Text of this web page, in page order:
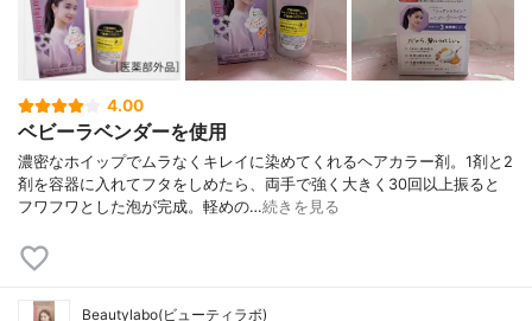
4.00
ベビーラベンダーを使用
濃密なホイップでムラなくキレイに染めてくれるヘアカラー剤。1剤と2
剤を容器に入れてフタをしめたら、両手で強く大きく30回以上振ると
フワフワとした泡が完成。軽めの…続きを見る
Beautylabo(ビューティラボ)